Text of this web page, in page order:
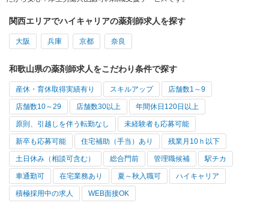
関西エリアでハイキャリアの薬剤師求人を探す
大阪 兵庫 京都 奈良
和歌山県の薬剤師求人をこだわり条件で探す
産休・育休取得実績有り スキルアップ 店舗数1～9
店舗数10～29 店舗数30以上 年間休日120日以上
原則、引越しを伴う転勤なし 未経験者も応募可能
新卒も応募可能 住宅補助（手当）あり 残業月10ｈ以下
土日休み（相談可含む） 総合門前 管理職候補 駅チカ
車通勤可 在宅業務あり 夏～秋入職可 ハイキャリア
積極採用中の求人 WEB面接OK